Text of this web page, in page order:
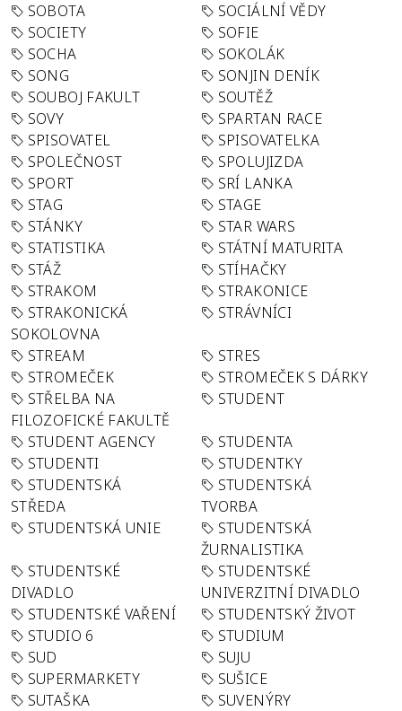
SOBOTA
SOCIÁLNÍ VĚDY
SOCIETY
SOFIE
SOCHA
SOKOLÁK
SONG
SONJIN DENÍK
SOUBOJ FAKULT
SOUTĚŽ
SOVY
SPARTAN RACE
SPISOVATEL
SPISOVATELKA
SPOLEČNOST
SPOLUJIZDA
SPORT
SRÍ LANKA
STAG
STAGE
STÁNKY
STAR WARS
STATISTIKA
STÁTNÍ MATURITA
STÁŽ
STÍHAČKY
STRAKOM
STRAKONICE
STRAKONICKÁ
SOKOLOVNA
STRÁVNÍCI
STREAM
STRES
STROMEČEK
STROMEČEK S DÁRKY
STŘELBA NA
FILOZOFICKÉ FAKULTĚ
STUDENT
STUDENT AGENCY
STUDENTA
STUDENTI
STUDENTKY
STUDENTSKÁ
STŘEDA
STUDENTSKÁ
TVORBA
STUDENTSKÁ UNIE
STUDENTSKÁ
ŽURNALISTIKA
STUDENTSKÉ
DIVADLO
STUDENTSKÉ
UNIVERZITNÍ DIVADLO
STUDENTSKÉ VAŘENÍ
STUDENTSKÝ ŽIVOT
STUDIO 6
STUDIUM
SUD
SUJU
SUPERMARKETY
SUŠICE
SUTAŠKA
SUVENÝRY